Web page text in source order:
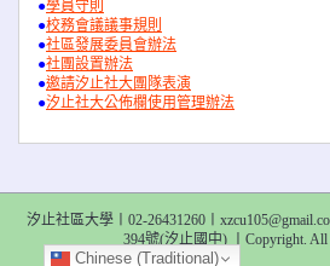
●學員守則
●校務會議議事規則
●社區發展委員會辦法
●社團設置辦法
●邀請汐止社大團隊表演
●汐止社大公佈欄使用管理辦法
汐止社區大學〡02-26431260〡
394號(汐止國中) 〡Copyright. All
Chinese (Traditional)